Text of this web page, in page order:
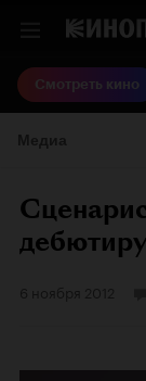
Смотреть кино